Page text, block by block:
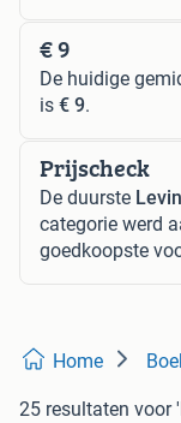
€ 9
De huidige
is € 9.
Prijscheck
De duurste
categorie werd
goedkoopste
Home
25 resultaten voor